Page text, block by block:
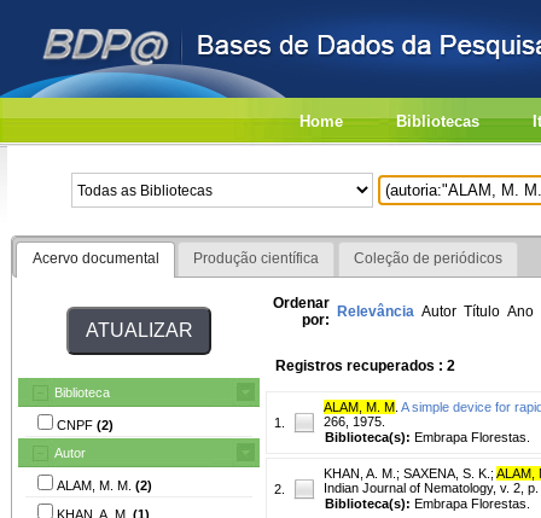
Home Bibliotecas
Acervo documental Produção científica Coleção de periódicos
Biblioteca
CNPF (2)
Autor
ALAM, M. M. (2)
KHAN, A. M. (1)
Ordenar
por: Relevância Autor Título Ano
Registros recuperados : 2
1.
ALAM, M. M A simple device for
266, 1975.
Biblioteca(s): Embrapa Florestas.
2.
KHAN, A. M. ; SAXENA, S. K. ; ALAM,
Indian Journal of Nematology, v. 2,
Biblioteca(s): Embrapa Florestas.